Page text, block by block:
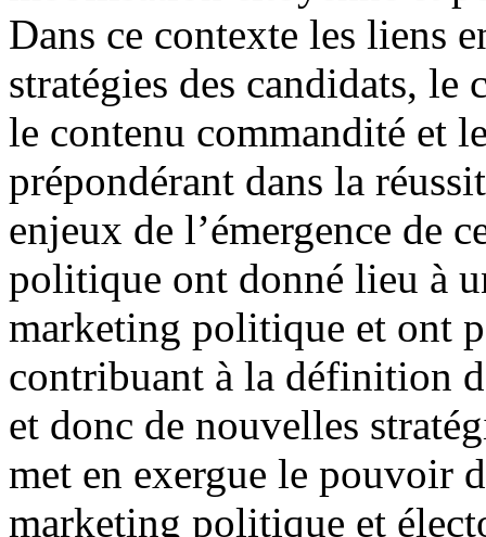
Dans ce contexte les liens
stratégies des candidats, le
le contenu commandité et
prépondérant dans la
enjeux de l’émergence de
politique ont donné lieu à
marketing politique et ont
contribuant à la définition
et donc de nouvelles
met en exergue le pouvoir
marketing politique et